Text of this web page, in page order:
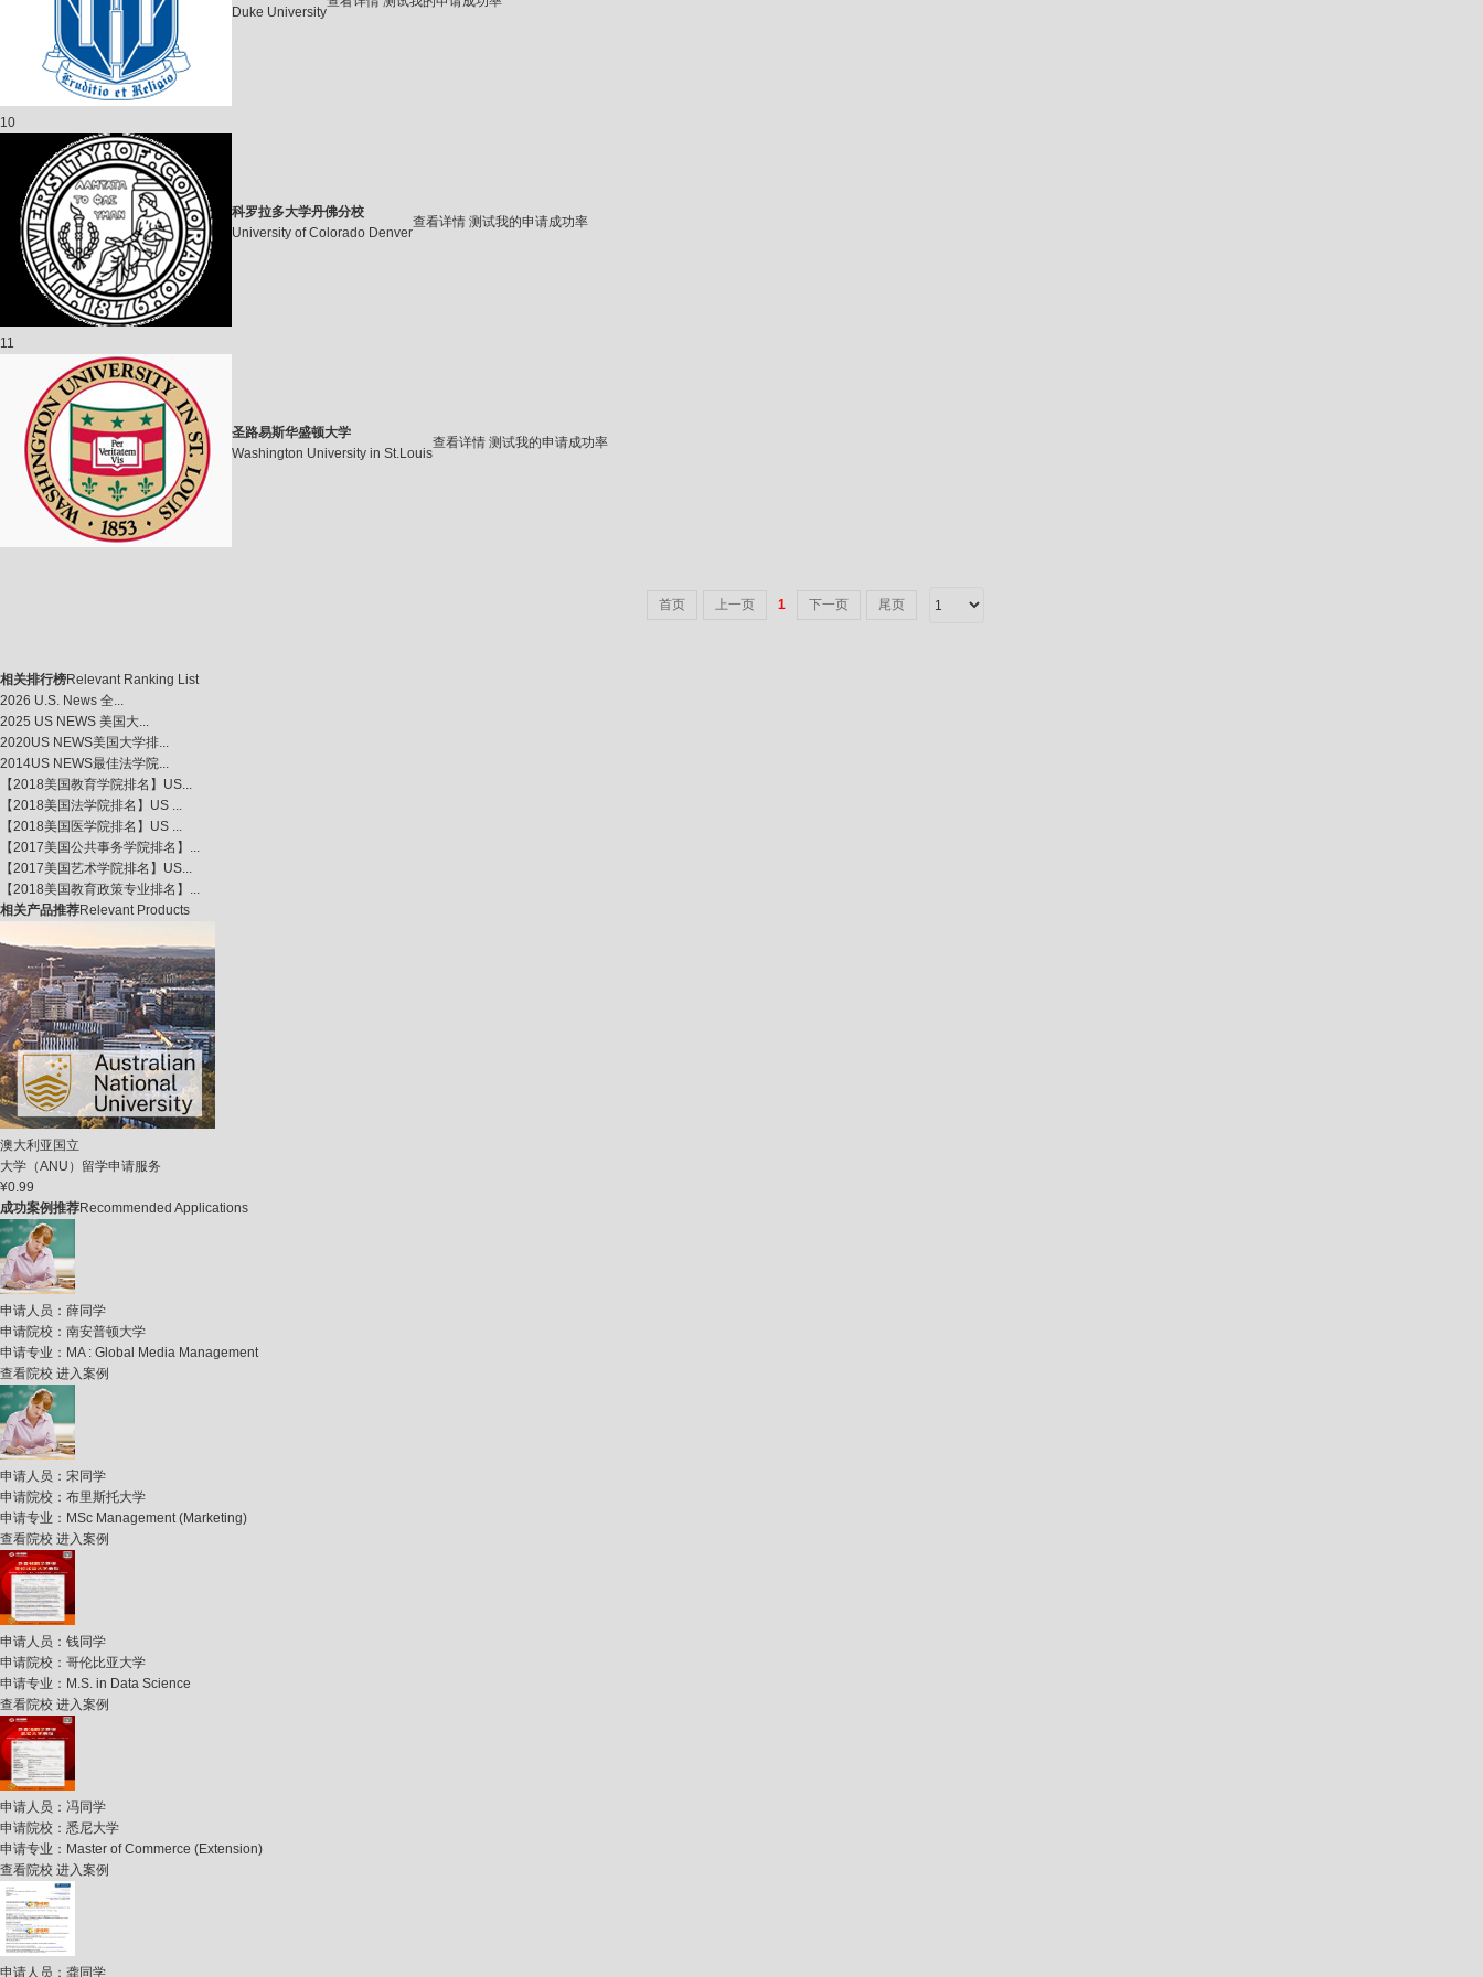
Duke University
10
科罗拉多大学丹佛分校
University of Colorado Denver
查看详情 测试我的申请成功率
11
圣路易斯华盛顿大学
Washington University in St.Louis
查看详情 测试我的申请成功率
首页 上一页 1 下一页 尾页
相关排行榜Relevant Ranking List
2026 U.S. News 全...
2025 US NEWS 美国大...
2020US NEWS美国大学排...
2014US NEWS最佳法学院...
【2018美国教育学院排名】US...
【2018美国法学院排名】US ...
【2018美国医学院排名】US ...
【2017美国公共事务学院排名】...
【2017美国艺术学院排名】US...
【2018美国教育政策专业排名】...
相关产品推荐Relevant Products
澳大利亚国立
大学（ANU）留学申请服务
¥0.99
成功案例推荐Recommended Applications
申请人员： 薛同学
申请院校： 南安普顿大学
申请专业： MA : Global Media Management
查看院校 进入案例
申请人员： 宋同学
申请院校： 布里斯托大学
申请专业： MSc Management (Marketing)
查看院校 进入案例
申请人员： 钱同学
申请院校： 哥伦比亚大学
申请专业： M.S. in Data Science
查看院校 进入案例
申请人员： 冯同学
申请院校： 悉尼大学
申请专业： Master of Commerce (Extension)
查看院校 进入案例
申请人员： 龚同学